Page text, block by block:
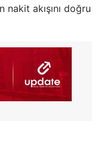
nakit akışını doğru